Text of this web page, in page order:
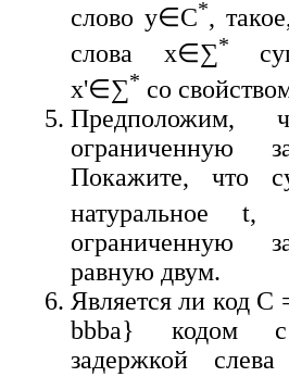
слово y∈C*,
слова x∈∑*
x'∈∑* со
ограниченную
Покажите, что
натуральное
ограниченную
равную двум.
Является ли код C
bbba} кодом с
задержкой слева